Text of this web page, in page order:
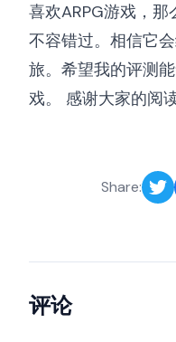
喜欢ARPG游戏，
不容错过。相信它
旅。希望我的评测
戏。 感谢大家的阅
Share:
评论